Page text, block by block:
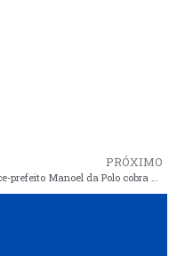
PRÓXIMO
Vice-prefeito Manoel da Polo cobra conclusão da manutenção da estrada do remanso e reparos imediatos no trecho João Peres a Alto Bonito